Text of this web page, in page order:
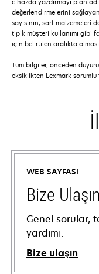
değerlendirmelerini
sayısının, sarf malzemeleri
tipik müşteri kullanımı gibi
için belirtilen aralıkta
Tüm bilgiler, önceden
eksiklikten Lexmark sorumlu
WEB SAYFASI
Bize Ulaşın
Genel sorular,
yardımı.
Bize ulaşın